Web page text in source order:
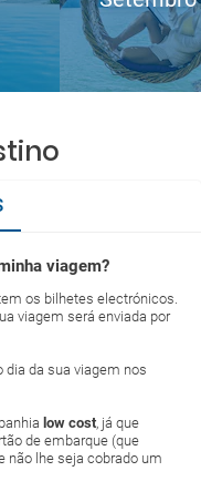
viagem?
os bilhetes electrónicos.
viagem será enviada por
dia da sua viagem nos
low cost, já que
de embarque (que
não lhe seja cobrado um